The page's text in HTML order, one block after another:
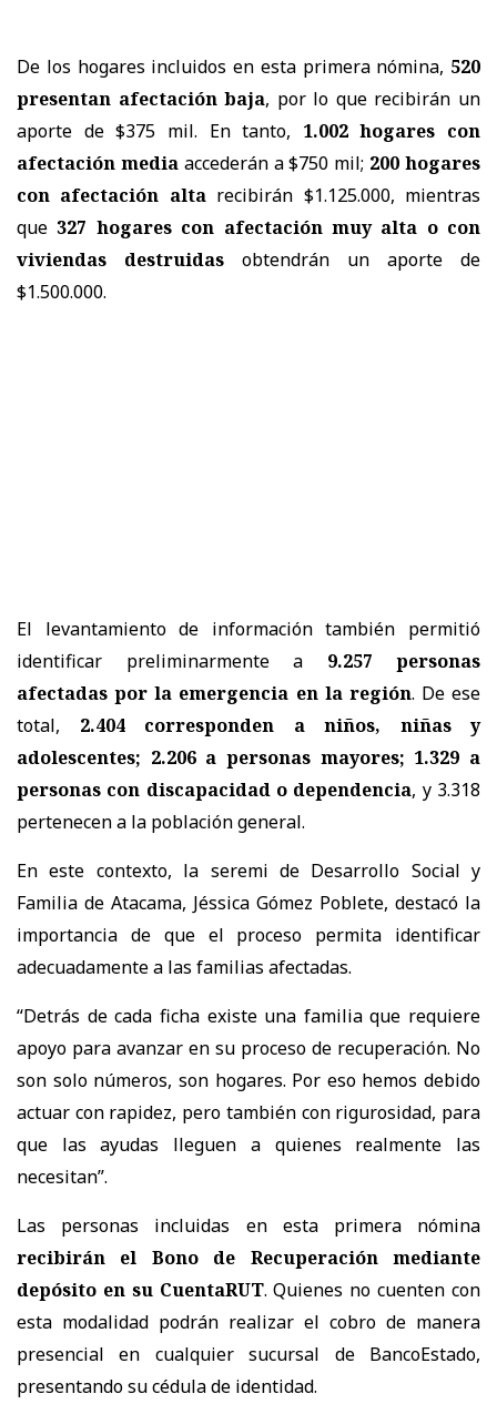
De los hogares incluidos en esta primera nómina, 520
presentan afectación baja, por lo que recibirán un
aporte de $375 mil. En tanto, 1.002 hogares con
afectación mediaaccederán a $750 mil; 200 hogares
con afectación altarecibirán $1.125.000, mientras
que 327 hogares con afectación muy alta o con
viviendas destruidas obtendrán un aporte de
$1.500.000.
El levantamiento de información también permitió
identificar preliminarmente a 9.257 personas
afectadas por la emergencia en la región. De ese
total, 2.404 corresponden a niños, niñas y
adolescentes; 2.206 a personas mayores; 1.329 a
personas con discapacidad o dependencia, y 3.318
pertenecen a la población general.
En este contexto, la seremi de Desarrollo Social y
Familia de Atacama, Jéssica Gómez Poblete, destacó la
importancia de que el proceso permita identificar
adecuadamente a las familias afectadas.
“Detrás de cada ficha existe una familia que requiere
apoyo para avanzar en su proceso de recuperación. No
son solo números, son hogares. Por eso hemos debido
actuar con rapidez, pero también con rigurosidad, para
que las ayudas lleguen a quienes realmente las
necesitan”.
Las personas incluidas en esta primera nómina
recibirán el Bono de Recuperación mediante
depósito en su CuentaRUT. Quienes no cuenten con
esta modalidad podrán realizar el cobro de manera
presencial en cualquier sucursal de BancoEstado,
presentando su cédula de identidad.